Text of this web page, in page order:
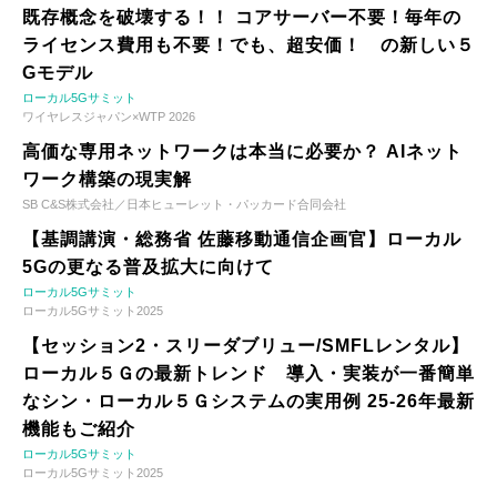
既存概念を破壊する！！ コアサーバー不要！毎年の
ライセンス費用も不要！でも、超安価！ の新しい５
Gモデル
ローカル5Gサミット
ワイヤレスジャパン×WTP 2026
高価な専用ネットワークは本当に必要か？ AIネット
ワーク構築の現実解
SB C&S株式会社／日本ヒューレット・パッカード合同会社
【基調講演・総務省 佐藤移動通信企画官】ローカル
5Gの更なる普及拡大に向けて
ローカル5Gサミット
ローカル5Gサミット2025
【セッション2・スリーダブリュー/SMFLレンタル】
ローカル５Ｇの最新トレンド 導入・実装が一番簡単
なシン・ローカル５Ｇシステムの実用例 25-26年最新
機能もご紹介
ローカル5Gサミット
ローカル5Gサミット2025